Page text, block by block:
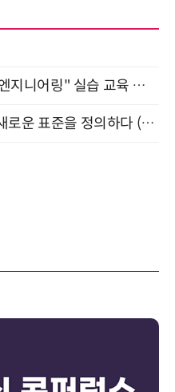
현업에서 바로 쓰는 "하네스 엔지니어링" 실습 교육 워크숍 8월 20일 개최
차세대 AICC, 고객 서비스의 새로운 표준을 정의하다 (9/9)